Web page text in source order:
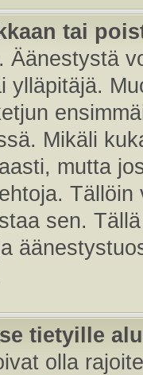
tai
Äänestystä
ylläpitäjä.
Mikäli
mutta
sen.
tietyille
olla